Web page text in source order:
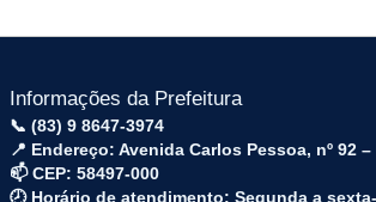
Informações da Prefeitura
📞 (83) 9 8647-3974
📍 Endereço: Avenida Carlos Pessoa, nº 92
📫 CEP: 58497-000
🕗 Horário de atendimento: Segunda a